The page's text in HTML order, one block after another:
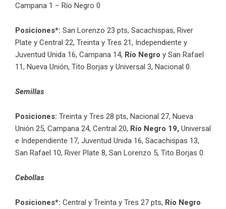
Campana 1 – Río Negro 0
Posiciones*: San Lorenzo 23 pts, Sacachispas, River
Plate y Central 22, Treinta y Tres 21, Independiente y
Juventud Unida 16, Campana 14, Río Negro y San Rafael
11, Nueva Unión, Tito Borjas y Universal 3, Nacional 0.
Semillas
Posiciones: Treinta y Tres 28 pts, Nacional 27, Nueva
Unión 25, Campana 24, Central 20, Río Negro 19, Universal
e Independiente 17, Juventud Unida 16, Sacachispas 13,
San Rafael 10, River Plate 8, San Lorenzo 5, Tito Borjas 0.
Cebollas
Posiciones*: Central y Treinta y Tres 27 pts, Río Negro